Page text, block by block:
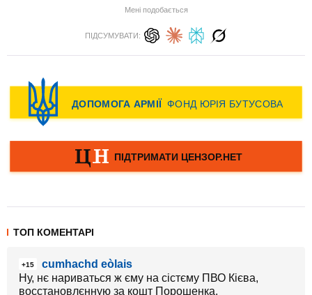
Мені подобається
ПІДСУМУВАТИ:
ТОП КОМЕНТАРІ
+15
cumhachd eòlais
Ну, нє нариваться ж єму на сістєму ПВО Кієва,
восстановлєнную за кошт Порошенка.